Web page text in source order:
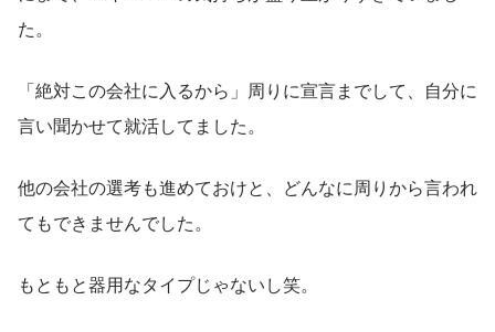
た。
「絶対この会社に入るから」周りに宣言までして、自分に
言い聞かせて就活してました。
他の会社の選考も進めておけと、どんなに周りから言われ
てもできませんでした。
もともと器用なタイプじゃないし笑。